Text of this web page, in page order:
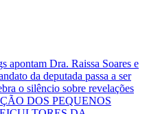
apontam Dra. Raissa Soares e
da deputada passa a ser
o silêncio sobre revelações
DOS PEQUENOS